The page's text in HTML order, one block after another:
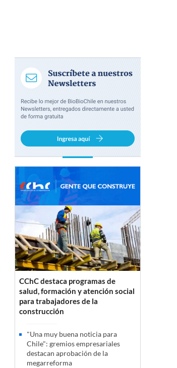
CChC destaca programas de
salud, formación y atención social
para trabajadores de la
construcción
"Una muy buena noticia para
Chile": gremios empresariales
destacan aprobación de la
megarreforma